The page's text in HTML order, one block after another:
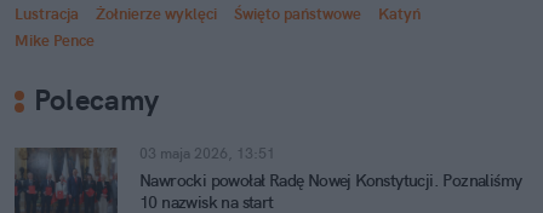
Lustracja Żołnierze wyklęci Święto państwowe
Katyń
Mike Pence
Polecamy
03 maja 2026, 13:51
Nawrocki powołał Radę Nowej Konstytucji. Poznaliśmy
10 nazwisk na start